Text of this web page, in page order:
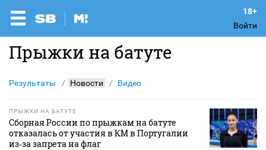
Войти
Прыжки на батуте
Результаты Новости Видео
ПРЫЖКИ НА БАТУТЕ
Сборная России по прыжкам на батуте
отказалась от участия в КМ в Португалии
из‑за запрета на флаг